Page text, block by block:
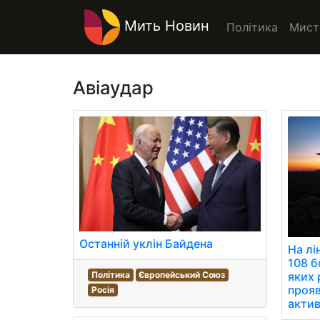
Мить Новин Політика
Авіаудар
Останній уклін Байдена
Політика
Європейський Союз
Росія
На
108
яких